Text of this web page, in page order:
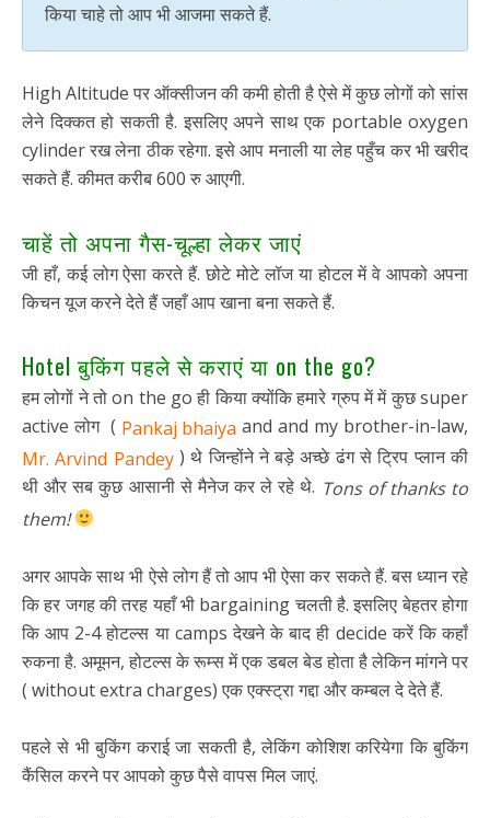
किया चाहे तो आप भी आजमा सकते हैं.
High Altitude पर ऑक्सीजन की कमी होती है ऐसे में कुछ लोगों को सांस
लेने दिक्कत हो सकती है. इसलिए अपने साथ एक portable oxygen
cylinder रख लेना ठीक रहेगा. इसे आप मनाली या लेह पहुँच कर भी खरीद
सकते हैं. कीमत करीब 600 रु आएगी.
चाहें तो अपना गैस-चूल्हा लेकर जाएं
जी हाँ, कई लोग ऐसा करते हैं. छोटे मोटे लॉज या होटल में वे आपको अपना
किचन यूज करने देते हैं जहाँ आप खाना बना सकते हैं.
Hotel बुकिंग पहले से कराएं या on the go?
हम लोगों ने तो on the go ही किया क्योंकि हमारे ग्रुप में में कुछ super
active लोग ( Pankaj bhaiya and and my brother-in-law,
Mr. Arvind Pandey) थे जिन्होंने ने बड़े अच्छे ढंग से ट्रिप प्लान की
थी और सब कुछ आसानी से मैनेज कर ले रहे थे. Tons of thanks to
them!
अगर आपके साथ भी ऐसे लोग हैं तो आप भी ऐसा कर सकते हैं. बस ध्यान रहे
कि हर जगह की तरह यहाँ भी bargaining चलती है. इसलिए बेहतर होगा
कि आप 2-4 होटल्स या camps देखने के बाद ही decide करें कि कहाँ
रुकना है. अमूमन, होटल्स के रूम्स में एक डबल बेड होता है लेकिन मांगने पर
( without extra charges) एक एक्स्ट्रा गद्दा और कम्बल दे देते हैं.
पहले से भी बुकिंग कराई जा सकती है, लेकिंग कोशिश करियेगा कि बुकिंग
कैंसिल करने पर आपको कुछ पैसे वापस मिल जाएं.